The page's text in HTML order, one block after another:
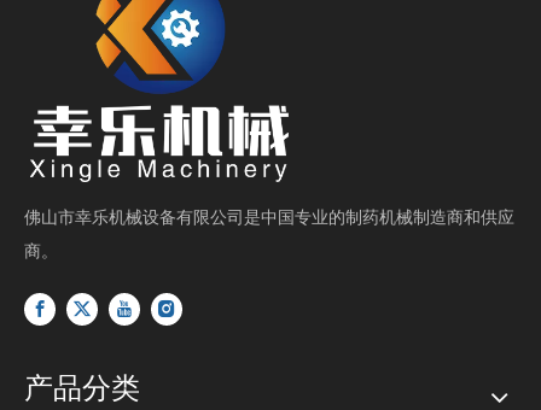
佛山市幸乐机械设备有限公司是中国专业的制药机械制造商和供应
商。
产品分类